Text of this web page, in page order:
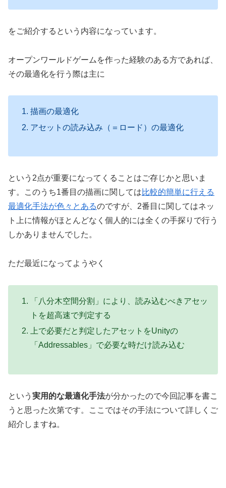
をご紹介するという内容になっています。
オープンワールドゲームを作った経験のある方であれば、
その最適化を行う際は主に
描画の最適化
アセットの読み込み（＝ロード）の最適化
という2点が重要になってくることはご存じかと思いま
す。このうち1番目の描画に関しては比較的簡単に行える
最適化手法が色々とあるのですが、2番目に関してはネッ
ト上に情報がほとんどなく個人的には全くの手探りで行う
しかありませんでした。
ただ最近になってようやく
「八分木空間分割」により、読み込むべきアセッ
トを超高速で判定する
上で必要だと判定したアセットをUnityの
「Addressables」で必要な時だけ読み込む
という 実用的な最適化手法が分かったので今回記事を書こ
うと思った次第です。ここではその手法について詳しくご
紹介しますね。